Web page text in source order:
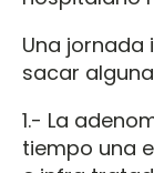
Una jornada
sacar
1.- La
tiempo una